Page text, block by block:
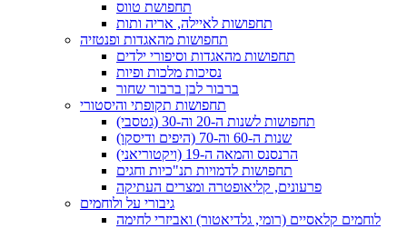
תחפושת טווס
תחפושות לאיילה, אריה ותות
תחפושות מהאגדות ופנטזיה
תחפושות מהאגדות וסיפורי ילדים
נסיכות מלכות ופיות
ברבור לבן ברבור שחור
תחפושות תקופתי והיסטורי
תחפושות לשנות ה-20 וה-30 (גטסבי)
שנות ה-60 וה-70 (היפים ודיסקו)
הרנסנס והמאה ה-19 (ויקטוריאני)
תחפושות לדמויות תנ"כיות וחגים
פרעונים, קליאופטרה ומצרים העתיקה
גיבורי על ולוחמים
לוחמים קלאסיים (רומי, גלדיאטור) ואביזרי לחימה